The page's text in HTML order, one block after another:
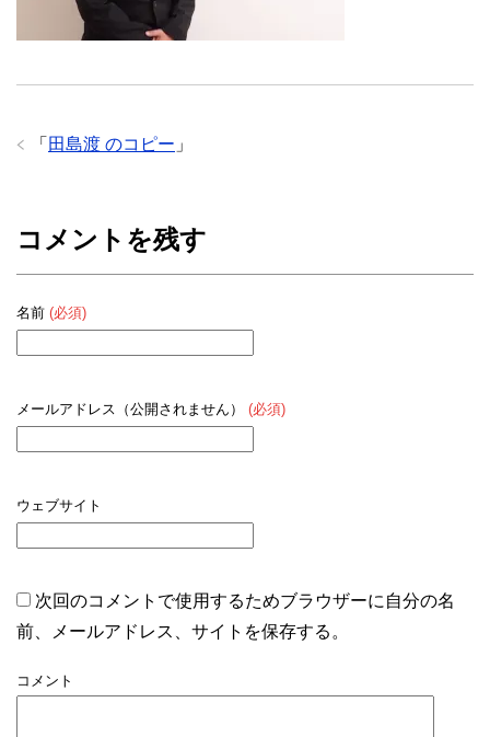
「 田島渡 のコピー 」
コメントを残す
名前 (必須)
メールアドレス（公開されません） (必須)
ウェブサイト
次回のコメントで使用するためブラウザーに自分の名
前、メールアドレス、サイトを保存する。
コメント